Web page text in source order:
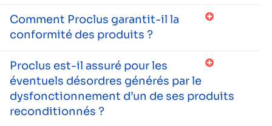
Comment Proclus garantit-il la
conformité des produits ?
Proclus est-il assuré pour les
éventuels désordres générés par le
dysfonctionnement d’un de ses produits
reconditionnés ?